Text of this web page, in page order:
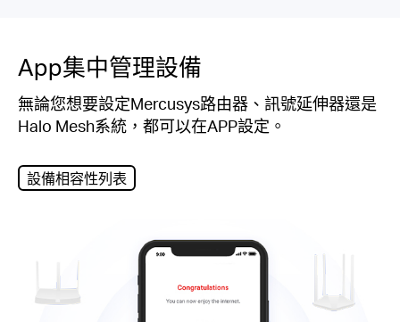
App集中管理設備
無論您想要設定Mercusys路由器、訊號延伸器還是
Halo Mesh系統，都可以在APP設定。
設備相容性列表